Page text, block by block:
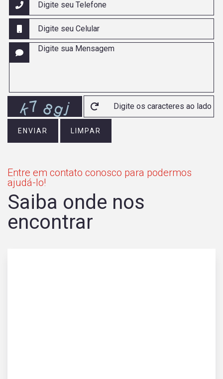
ENVIAR LIMPAR
Entre em contato conosco para podermos
ajudá-lo!
Saiba onde nos
encontrar